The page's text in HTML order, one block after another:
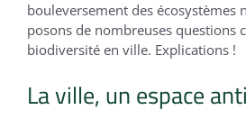
bouleversement des écosystèmes
posons de nombreuses questions
biodiversité en ville. Explications !
La ville, un espace